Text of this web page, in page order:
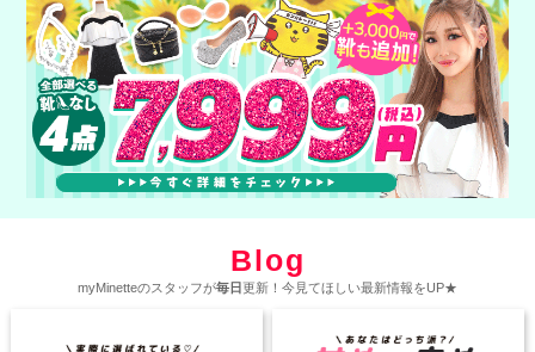
Blog
myMinetteのスタッフが毎日 更新！今見てほしい最新情報をUP★